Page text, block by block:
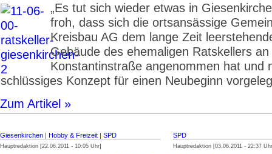
„Es tut sich wieder etwas in
froh, dass sich die ortsansässige
Kreisbau AG dem lange Zeit
Gebäude des ehemaligen Ratskellers
Konstantinstraße angenommen hat und
schlüssiges Konzept für einen Neubeginn
Zum Artikel »
Giesenkirchen | Hobby & Freizeit | SPD
Hauptredaktion [22.06.2011 - 10:05 Uhr]
SPD
Hauptredaktion [03.06.2011 - 22:37